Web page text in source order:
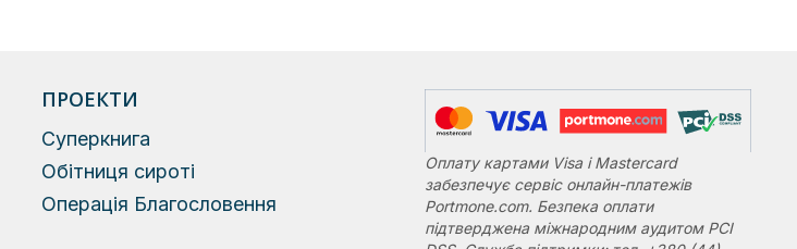
ПРОЕКТИ
Суперкнига
Обітниця сироті
Операція Благословення
Оплату картами Visa і Mastercard
забезпечує сервіс онлайн-платежів
Portmone.com. Безпека оплати
підтверджена міжнародним аудитом PCI